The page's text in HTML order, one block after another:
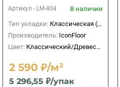
Артикул - LM-404
В наличии
Тип укладки: Классическая (прямая)
Производитель: IconFloor
Цвет: Классический/Древесный
2 590 ₽/м²
5 296,55 ₽/упак